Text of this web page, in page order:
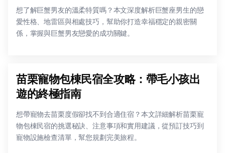
想了解巨蟹男友的溫柔特質嗎？本文深度解析巨蟹座男生的戀
愛性格、地雷區與相處技巧，幫助你打造幸福穩定的親密關
係，掌握與巨蟹男友戀愛的成功關鍵。
苗栗寵物包棟民宿全攻略：帶毛小孩出
遊的終極指南
想帶寵物去苗栗度假卻找不到合適住宿？本文詳細解析苗栗寵
物包棟民宿的挑選秘訣、注意事項和實用建議，從預訂技巧到
寵物設施檢查清單，幫您規劃完美旅程。